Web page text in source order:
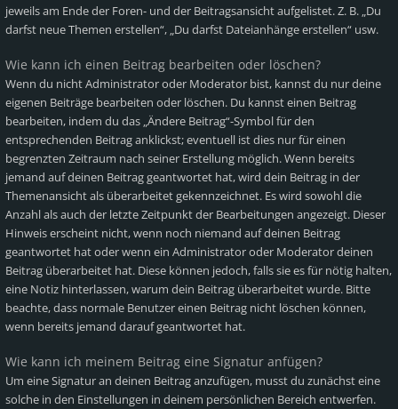
jeweils am Ende der Foren- und der Beitragsansicht aufgelistet. Z. B. „Du
darfst neue Themen erstellen“, „Du darfst Dateianhänge erstellen“ usw.
Wie kann ich einen Beitrag bearbeiten oder löschen?
Wenn du nicht Administrator oder Moderator bist, kannst du nur deine
eigenen Beiträge bearbeiten oder löschen. Du kannst einen Beitrag
bearbeiten, indem du das „Ändere Beitrag“-Symbol für den
entsprechenden Beitrag anklickst; eventuell ist dies nur für einen
begrenzten Zeitraum nach seiner Erstellung möglich. Wenn bereits
jemand auf deinen Beitrag geantwortet hat, wird dein Beitrag in der
Themenansicht als überarbeitet gekennzeichnet. Es wird sowohl die
Anzahl als auch der letzte Zeitpunkt der Bearbeitungen angezeigt. Dieser
Hinweis erscheint nicht, wenn noch niemand auf deinen Beitrag
geantwortet hat oder wenn ein Administrator oder Moderator deinen
Beitrag überarbeitet hat. Diese können jedoch, falls sie es für nötig halten,
eine Notiz hinterlassen, warum dein Beitrag überarbeitet wurde. Bitte
beachte, dass normale Benutzer einen Beitrag nicht löschen können,
wenn bereits jemand darauf geantwortet hat.
Wie kann ich meinem Beitrag eine Signatur anfügen?
Um eine Signatur an deinen Beitrag anzufügen, musst du zunächst eine
solche in den Einstellungen in deinem persönlichen Bereich entwerfen.